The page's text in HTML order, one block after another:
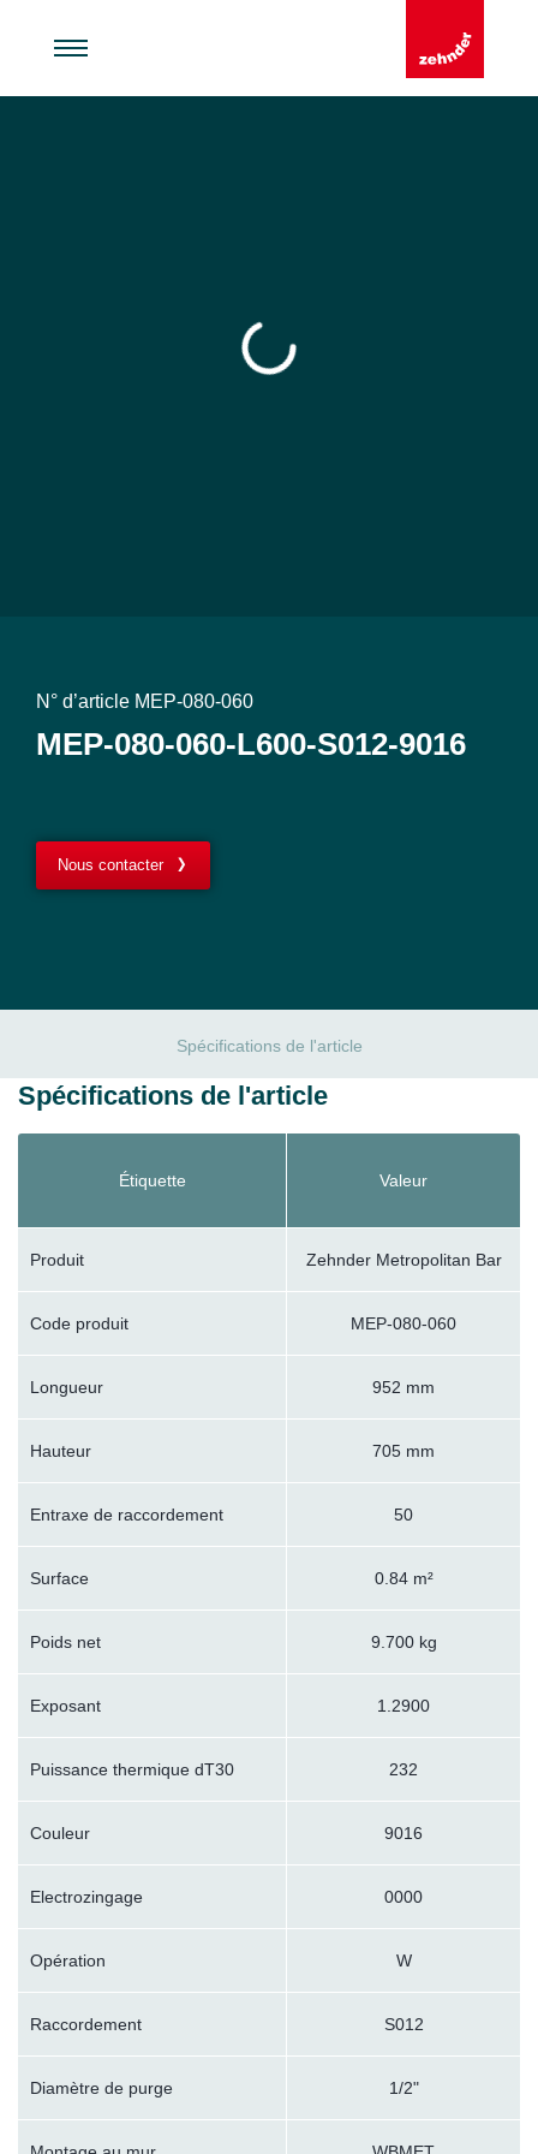
N° d’article MEP-080-060
MEP-080-060-L600-S012-9016
Nous contacter
Spécifications de l'article
Spécifications de l'article
Étiquette Valeur
Produit Zehnder Metropolitan Bar
Code produit MEP-080-060
Longueur 952 mm
Hauteur 705 mm
Entraxe de raccordement 50
Surface 0.84 m²
Poids net 9.700 kg
Exposant 1.2900
Puissance thermique dT30 232
Couleur 9016
Electrozingage 0000
Opération W
Raccordement S012
Diamètre de purge 1/2"